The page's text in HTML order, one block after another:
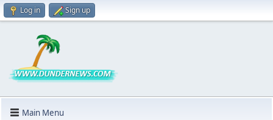
Log in Sign up
Main Menu